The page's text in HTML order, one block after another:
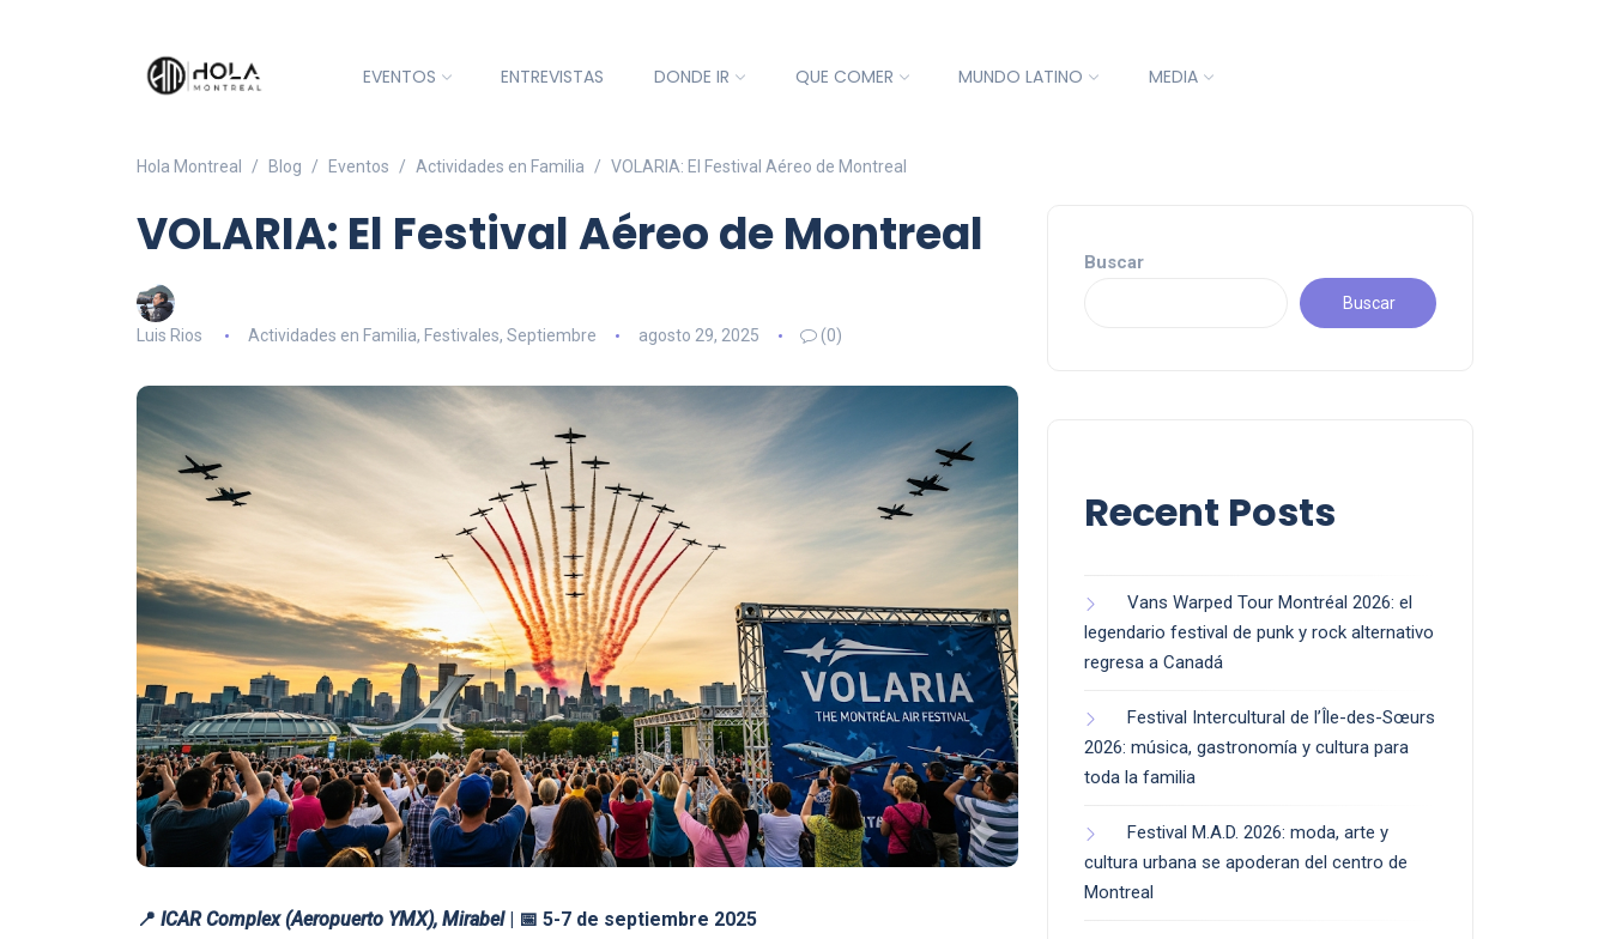
EVENTOS ENTREVISTAS DONDE IR QUE COMER MUNDO LATINO MEDIA
Hola Montreal Blog Eventos Actividades en Familia VOLARIA: El Festival Aéreo de Montreal
VOLARIA: El Festival Aéreo de Montreal
Luis Rios Actividades en Familia, Festivales, Septiembre agosto 29, 2025 (0)
📍 ICAR Complex (Aeropuerto YMX), Mirabel| 📅 5-7 de septiembre 2025
Buscar
Buscar
Recent Posts
Vans Warped Tour Montréal 2026: el
legendario festival de punk y rock alternativo
regresa a Canadá
Festival Intercultural de l’Île-des-Sœurs
2026: música, gastronomía y cultura para
toda la familia
Festival M.A.D. 2026: moda, arte y
cultura urbana se apoderan del centro de
Montreal